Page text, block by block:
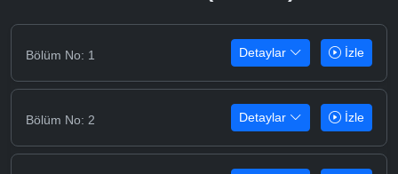
Bölüm No: 1 Detaylar İzle
Bölüm No: 2 Detaylar İzle